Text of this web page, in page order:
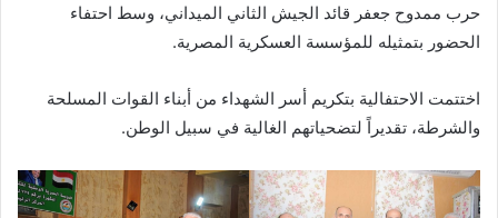
حرب ممدوح جعفر قائد الجيش الثاني الميداني، وسط احتفاء
الحضور بتمثيله للمؤسسة العسكرية المصرية.
اختتمت الاحتفالية بتكريم أسر الشهداء من أبناء القوات المسلحة
والشرطة، تقديراً لتضحياتهم الغالية في سبيل الوطن.